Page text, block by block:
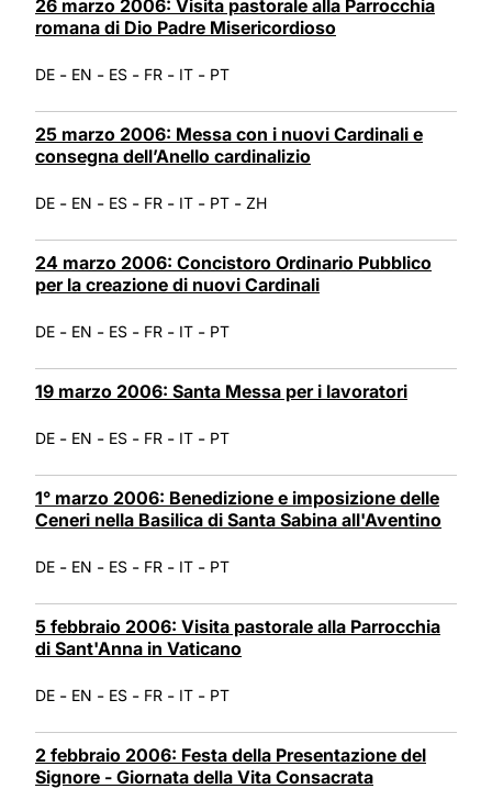
26 marzo 2006: Visita pastorale alla Parrocchia
romana di Dio Padre Misericordioso
DE - EN - ES - FR - IT - PT
25 marzo 2006: Messa con i nuovi Cardinali e
consegna dell’Anello cardinalizio
DE - EN - ES - FR - IT - PT - ZH
24 marzo 2006: Concistoro Ordinario Pubblico
per la creazione di nuovi Cardinali
DE - EN - ES - FR - IT - PT
19 marzo 2006: Santa Messa per i lavoratori
DE - EN - ES - FR - IT - PT
1° marzo 2006: Benedizione e imposizione delle
Ceneri nella Basilica di Santa Sabina all'Aventino
DE - EN - ES - FR - IT - PT
5 febbraio 2006: Visita pastorale alla Parrocchia
di Sant'Anna in Vaticano
DE - EN - ES - FR - IT - PT
2 febbraio 2006: Festa della Presentazione del
Signore - Giornata della Vita Consacrata